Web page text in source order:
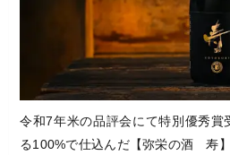
令和7年米の品評会にて特別優秀賞
る100%で仕込んだ【弥栄の酒 寿】